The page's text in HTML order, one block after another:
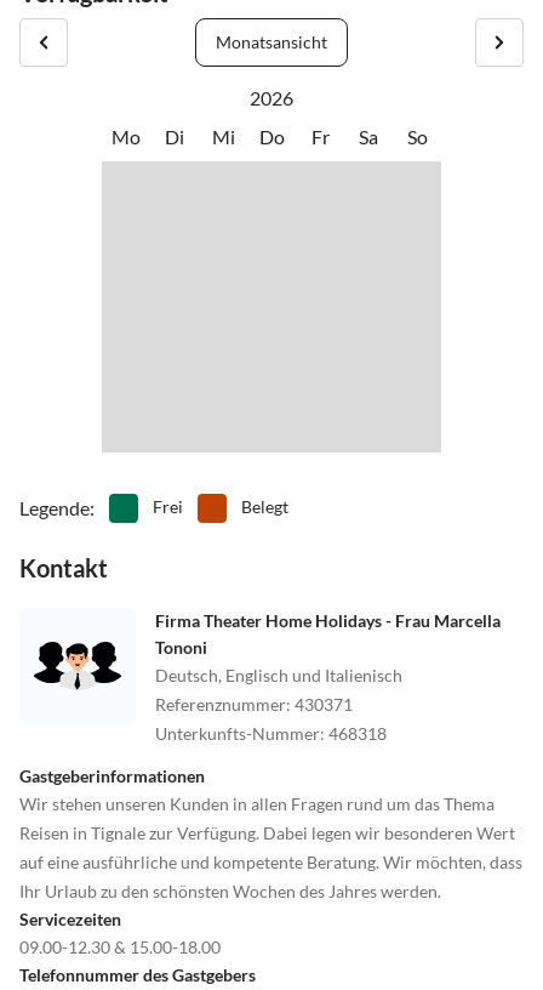
Monatsansicht
2026
Mo
Di Mi Do Fr Sa So
Legende: Frei Belegt
Kontakt
Firma Theater Home Holidays - Frau Marcella
Tononi
Deutsch, Englisch und Italienisch
Referenznummer: 430371
Unterkunfts-Nummer: 468318
Gastgeberinformationen
Wir stehen unseren Kunden in allen Fragen rund um das Thema
Reisen in Tignale zur Verfügung. Dabei legen wir besonderen Wert
auf eine ausführliche und kompetente Beratung. Wir möchten, dass
Ihr Urlaub zu den schönsten Wochen des Jahres werden.
Servicezeiten
09.00-12.30 & 15.00-18.00
Telefonnummer des Gastgebers